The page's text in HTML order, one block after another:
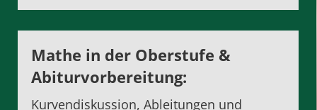
Mathe in der Oberstufe &
Abiturvorbereitung:
Kurvendiskussion, Ableitungen und